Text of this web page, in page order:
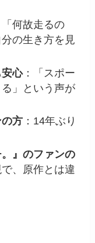
何故走るの
の生き方を見
心：「スポー
」という声が
方：14年ぶり
』のファンの
、原作とは違